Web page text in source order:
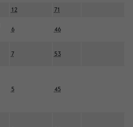
12 71
6 46
7 53
5 45